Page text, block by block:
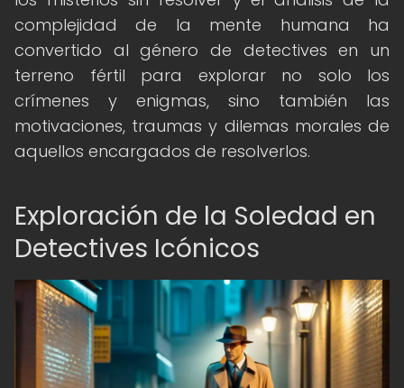
complejidad de la mente humana ha
convertido al género de detectives en un
terreno fértil para explorar no solo los
crímenes y enigmas, sino también las
motivaciones, traumas y dilemas morales de
aquellos encargados de resolverlos.
Exploración de la Soledad en
Detectives Icónicos